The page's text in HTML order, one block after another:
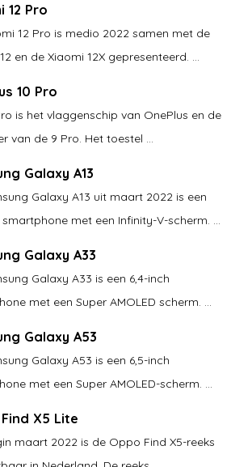
12 Pro
12 Pro is medio 2022 samen met de
en de Xiaomi 12X gepresenteerd. ...
10 Pro
is het vlaggenschip van OnePlus en de
van de 9 Pro. Het toestel ...
Galaxy A13
Galaxy A13 uit maart 2022 is een
smartphone met een Infinity-V-scherm. ...
Galaxy A33
Galaxy A33 is een 6,4-inch
met een Super AMOLED scherm. ...
Galaxy A53
Galaxy A53 is een 6,5-inch
met een Super AMOLED-scherm. ...
X5 Lite
maart 2022 is de Oppo Find X5-reeks